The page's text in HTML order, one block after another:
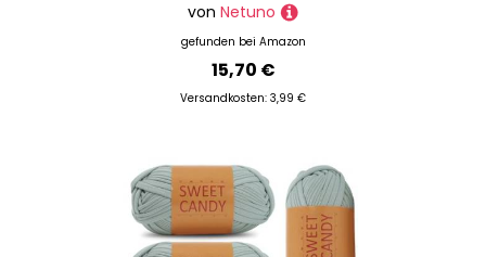
von Netuno
gefunden bei Amazon
15,70 €
Versandkosten: 3,99 €